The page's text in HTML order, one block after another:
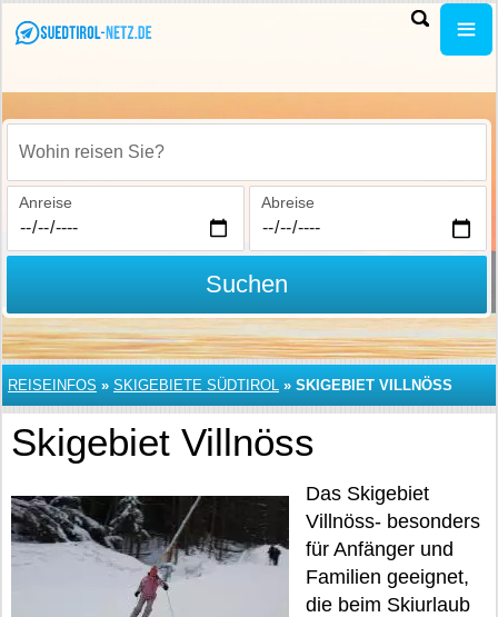
Wohin reisen Sie?
Anreise Abreise
Suchen
REISEINFOS » SKIGEBIETE SÜDTIROL » SKIGEBIET VILLNÖSS
Skigebiet Villnöss
Das Skigebiet
Villnöss- besonders
für Anfänger und
Familien geeignet,
die beim Skiurlaub